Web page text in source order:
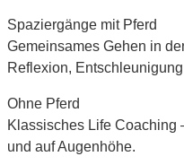
Spaziergänge mit Pferd
Gemeinsames Gehen in
Reflexion,
Ohne Pferd
Klassisches Life Coaching
und auf Augenhöhe.